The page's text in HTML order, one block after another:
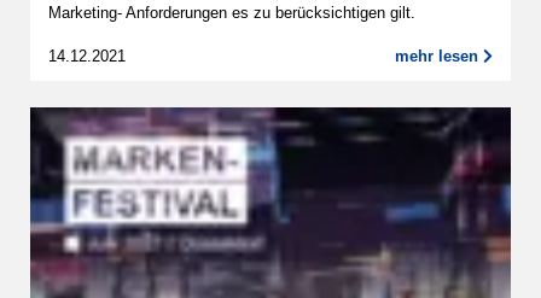
Marketing- Anforderungen es zu berücksichtigen gilt.
14.12.2021 mehr lesen